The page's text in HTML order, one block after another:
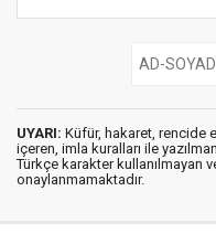
UYARI: Küfür, hakaret, rencide
içeren, imla kuralları ile
Türkçe karakter kullanılmayan
onaylanmamaktadır.